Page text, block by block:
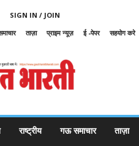
SIGN IN / JOIN
ताज़ा प्राइम न्यूज़ ई -पेपर सहयोग करे
राष्ट्रीय गऊ समाचार ताज़ा